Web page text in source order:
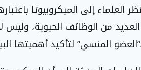
العلماء إلى الميكروبيوتا
من الوظائف الحيوية،
المنسي” لتأكيد أهميتها